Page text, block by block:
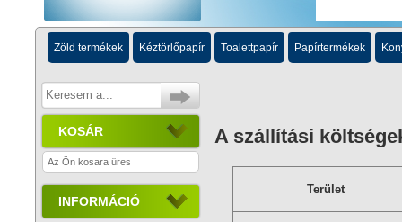
Zöld termékek Kéztörlőpapír Toalettpapír Papírtermékek
KOSÁR
Az Ön kosara üres
INFORMÁCIÓ
A szállítási
Terület